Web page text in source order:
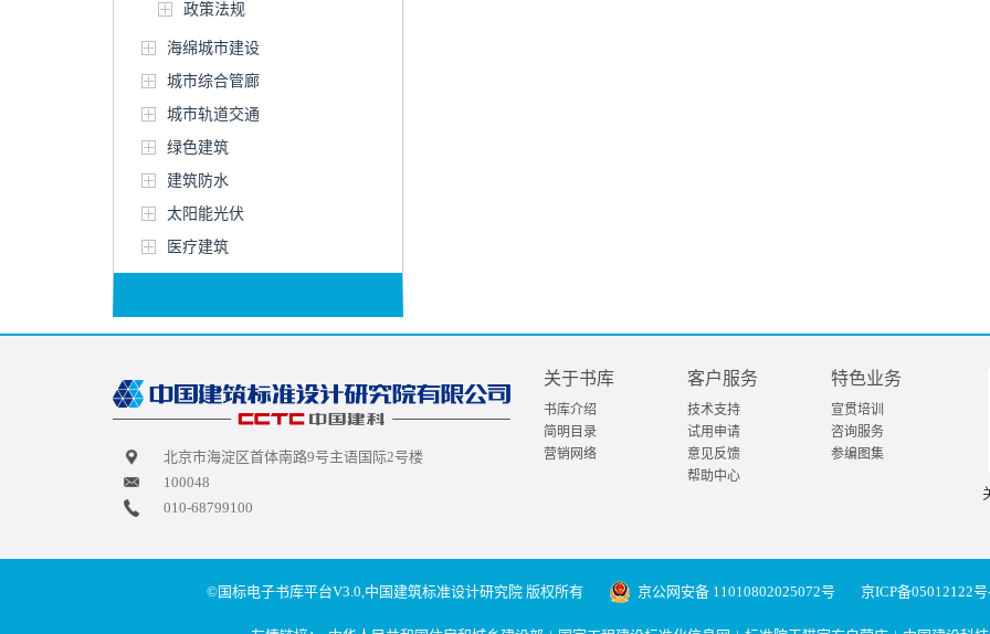
政策法规
海绵城市建设
城市综合管廊
城市轨道交通
绿色建筑
建筑防水
太阳能光伏
医疗建筑
北京市海淀区首体南路9号主语国际2号楼
100048
010-68799100
关于书库
书库介绍
简明目录
营销网络
客户服务
技术支持
试用申请
意见反馈
帮助中心
特色业务
宣贯培训
咨询服务
参编图集
©国标电子书库平台V3.0,中国建筑标准设计研究院 版权所有 京公网安备 11010802025072号 京ICP备05012122号